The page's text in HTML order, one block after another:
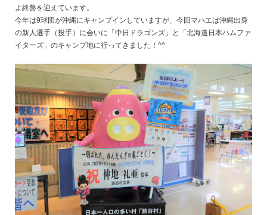
よ終盤を迎えています。
今年は9球団が沖縄にキャンプインしていますが、今回マハエは沖縄出身
の新人選手（投手）に会いに「中日ドラゴンズ」と「北海道日本ハムファ
イターズ」のキャンプ地に行ってきました！^^